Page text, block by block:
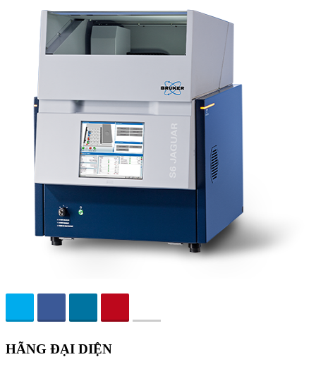
HÃNG ĐẠI DIỆN